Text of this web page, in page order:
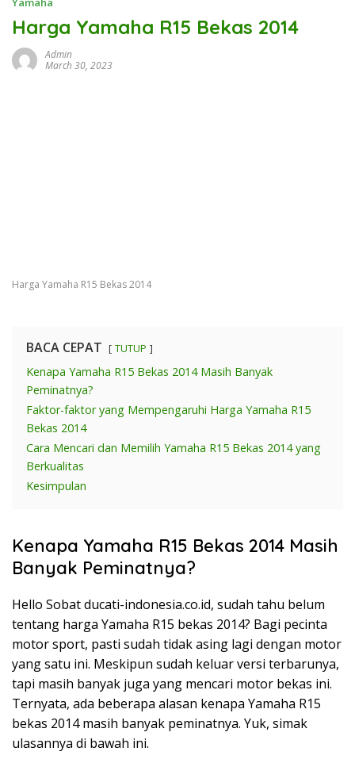
Harga Yamaha R15 Bekas 2014
Admin
March 30, 2023
Harga Yamaha R15 Bekas 2014
BACA CEPAT TUTUP
Kenapa Yamaha R15 Bekas 2014 Masih Banyak
Peminatnya?
Faktor-faktor yang Mempengaruhi Harga Yamaha R15
Bekas 2014
Cara Mencari dan Memilih Yamaha R15 Bekas 2014 yang
Berkualitas
Kesimpulan
Kenapa Yamaha R15 Bekas 2014 Masih
Banyak Peminatnya?
Hello Sobat ducati-indonesia.co.id, sudah tahu belum
tentang harga Yamaha R15 bekas 2014? Bagi pecinta
motor sport, pasti sudah tidak asing lagi dengan motor
yang satu ini. Meskipun sudah keluar versi terbarunya,
tapi masih banyak juga yang mencari motor bekas ini.
Ternyata, ada beberapa alasan kenapa Yamaha R15
bekas 2014 masih banyak peminatnya. Yuk, simak
ulasannya di bawah ini.